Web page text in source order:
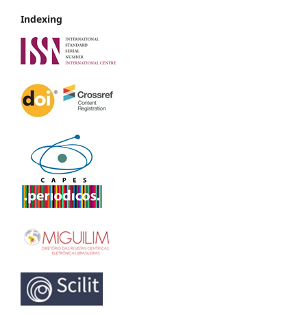
Indexing